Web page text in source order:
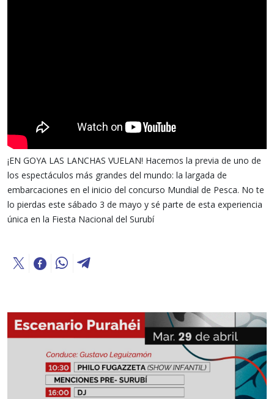
¡EN GOYA LAS LANCHAS VUELAN! Hacemos la previa de uno de
los espectáculos más grandes del mundo: la largada de
embarcaciones en el inicio del concurso Mundial de Pesca. No te
lo pierdas este sábado 3 de mayo y sé parte de esta experiencia
única en la Fiesta Nacional del Surubí